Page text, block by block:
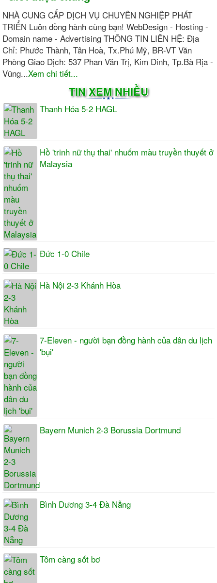
NHÀ CUNG CẤP DỊCH VỤ CHUYÊN NGHIỆP PHÁT
TRIỂN Luôn đồng hành cùng bạn! WebDesign - Hosting -
Domain name - Advertising THÔNG TIN LIÊN HỆ: Địa
Chỉ: Phước Thành, Tân Hoà, Tx.Phú Mỹ, BR-VT Văn
Phòng Giao Dịch: 537 Phan Văn Trị, Kim Dinh, Tp.Bà Rịa -
Vũng...Xem chi tiết...
TIN XEM NHIỀU
Thanh Hóa 5-2 HAGL
Hồ 'trinh nữ thụ thai' nhuốm màu truyền thuyết ở
Malaysia
Đức 1-0 Chile
Hà Nội 2-3 Khánh Hòa
7-Eleven - người bạn đồng hành của dân du lịch
'bụi'
Bayern Munich 2-3 Borussia Dortmund
Bình Dương 3-4 Đà Nẵng
Tôm càng sốt bơ